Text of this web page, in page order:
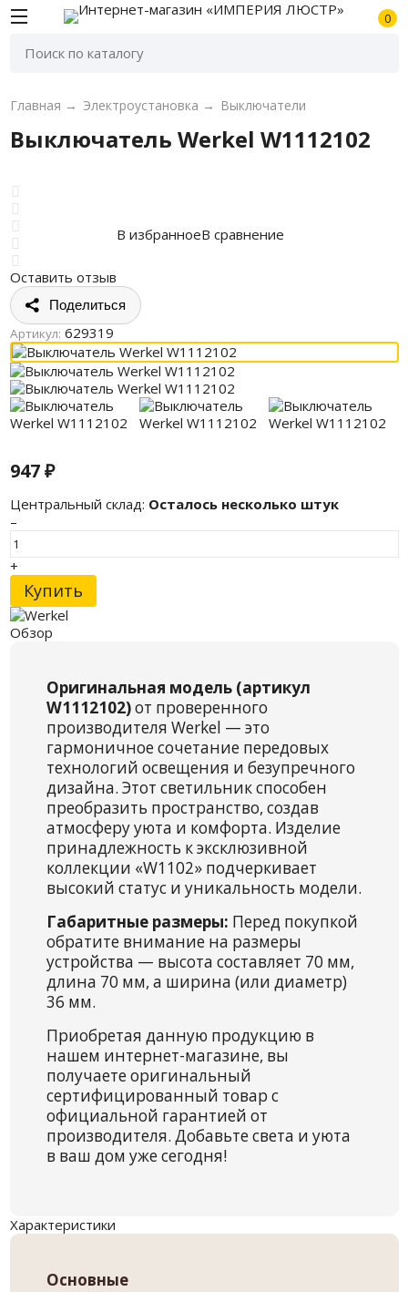
0
Главная → Электроустановка → Выключатели
Выключатель Werkel W1112102
Оставить отзыв
В избранноеВ сравнение
Поделиться
Артикул: 629319
947₽
Центральный склад: Осталось несколько штук
–
+
Купить
Обзор
Оригинальная модель (артикул
W1112102)от проверенного
производителя Werkel — это
гармоничное сочетание передовых
технологий освещения и безупречного
дизайна. Этот светильник способен
преобразить пространство, создав
атмосферу уюта и комфорта. Изделие
принадлежность к эксклюзивной
коллекции «W1102» подчеркивает
высокий статус и уникальность модели.
Габаритные размеры: Перед покупкой
обратите внимание на размеры
устройства — высота составляет 70 мм,
длина 70 мм, а ширина (или диаметр)
36 мм.
Приобретая данную продукцию в
нашем интернет-магазине, вы
получаете оригинальный
сертифицированный товар с
официальной гарантией от
производителя. Добавьте света и уюта
в ваш дом уже сегодня!
Характеристики
Основные